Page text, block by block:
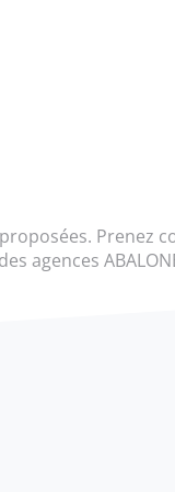
Prenez
agences